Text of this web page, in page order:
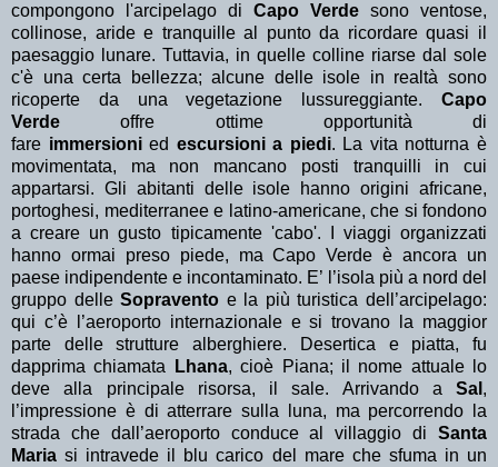
compongono l'arcipelago di Capo Verde sono ventose,
collinose, aride e tranquille al punto da ricordare quasi il
paesaggio lunare. Tuttavia, in quelle colline riarse dal sole
c'è una certa bellezza; alcune delle isole in realtà sono
ricoperte da una vegetazione lussureggiante. Capo
Verde offre ottime opportunità di
fare immersionied escursioni a piedi. La vita notturna è
movimentata, ma non mancano posti tranquilli in cui
appartarsi. Gli abitanti delle isole hanno origini africane,
portoghesi, mediterranee e latino-americane, che si fondono
a creare un gusto tipicamente 'cabo'. I viaggi organizzati
hanno ormai preso piede, ma Capo Verde è ancora un
paese indipendente e incontaminato. E’ l’isola più a nord del
gruppo delleSopravento e la più turistica dell’arcipelago:
qui c’è l’aeroporto internazionale e si trovano la maggior
parte delle strutture alberghiere. Desertica e piatta, fu
dapprima chiamata
Lhana, cioè Piana; il nome attuale lo
deve alla principale risorsa, il sale. Arrivando a Sal ,
l’impressione è di atterrare sulla luna, ma percorrendo la
strada che dall’aeroporto conduce al villaggio di Santa
Mariasi intravede il blu carico del mare che sfuma in un